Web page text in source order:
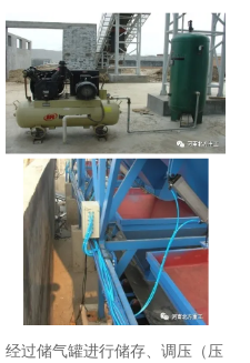
过储气罐进行储存、调压（压